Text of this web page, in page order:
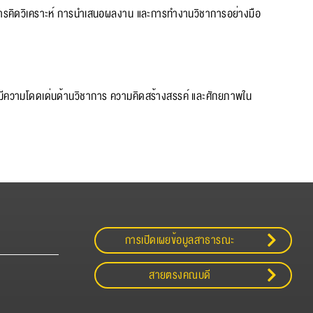
ดวิเคราะห์ การนำเสนอผลงาน และการทำงานวิชาการอย่างมือ
ามโดดเด่นด้านวิชาการ ความคิดสร้างสรรค์ และศักยภาพใน
การเปิดเผยข้อมูลสาธารณะ
สายตรงคณบดี